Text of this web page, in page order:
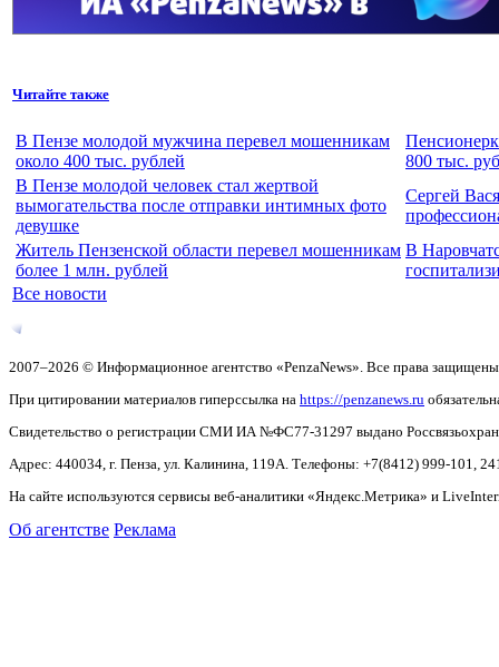
Читайте также
В Пензе молодой мужчина перевел мошенникам
около 400 тыс. рублей
800 тыс.
В Пензе молодой человек стал жертвой
вымогательства после отправки интимных фото
девушке
Сергей
Житель Пензенской области перевел мошенникам
более 1 млн. рублей
В
Все новости
2007–2026 © Информационное агентство «PenzaNews». Все права
При цитировании материалов гиперссылка на https://penzanews.ru
Свидетельство о регистрации СМИ ИА №ФС77-31297 выдано
Адрес: 440034, г. Пенза, ул. Калинина, 119А. Телефоны: +7(8412) 999-101,
На сайте используются сервисы веб-аналитики «Яндекс.Метрика» и
Об агентстве Реклама